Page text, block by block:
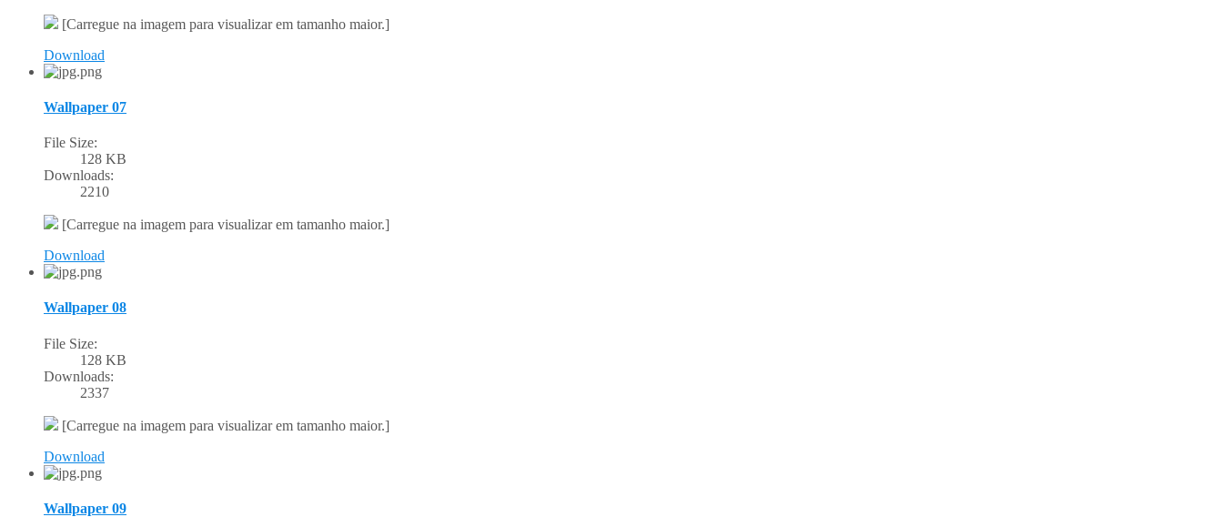
[Carregue na imagem para visualizar em tamanho maior.]
Download
Wallpaper 07
File Size:
128 KB
Downloads:
2210
[Carregue na imagem para visualizar em tamanho maior.]
Download
Wallpaper 08
File Size:
128 KB
Downloads:
2337
[Carregue na imagem para visualizar em tamanho maior.]
Download
Wallpaper 09